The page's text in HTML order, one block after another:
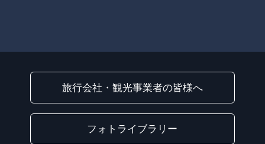
旅行会社・観光事業者の皆様へ
フォトライブラリー